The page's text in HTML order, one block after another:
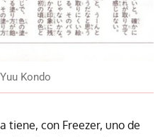
Kondo
tiene, con Freezer, uno de